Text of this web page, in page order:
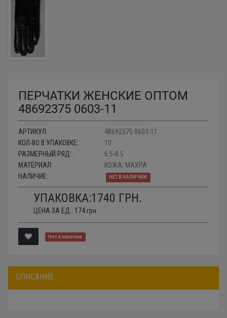
ПЕРЧАТКИ ЖЕНСКИЕ ОПТОМ
48692375 0603-11
АРТИКУЛ:
48692375 0603-11
КОЛ-ВО В УПАКОВКЕ:
10
РАЗМЕРНЫЙ РЯД: :
6.5-8.5
МАТЕРИАЛ:
КОЖА, МАХРА
НАЛИЧИЕ:
НЕТ В НАЛИЧИИ
УПАКОВКА:1740 ГРН.
ЦЕНА ЗА ЕД.: 174 грн.
Нет в наличии
ОПИСАНИЕ